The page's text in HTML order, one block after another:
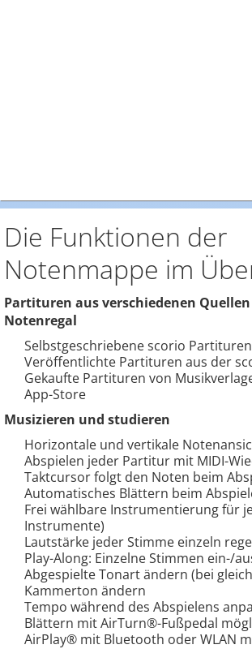
Die Funktionen der
Notenmappe im
Partituren aus verschiedenen
Notenregal
Selbstgeschriebene scorio Partituren
Veröffentlichte Partituren aus der
Gekaufte Partituren von
App-Store
Musizieren und studieren
Horizontale und vertikale
Abspielen jeder Partitur mit MIDI-
Taktcursor folgt den Noten beim
Automatisches Blättern beim
Frei wählbare Instrumentierung für
Instrumente)
Lautstärke jeder Stimme einzeln
Play-Along: Einzelne Stimmen ein-/
Abgespielte Tonart ändern (bei
Kammerton ändern
Tempo während des Abspielens
Blättern mit AirTurn®-Fußpedal
AirPlay® mit Bluetooth oder WLAN